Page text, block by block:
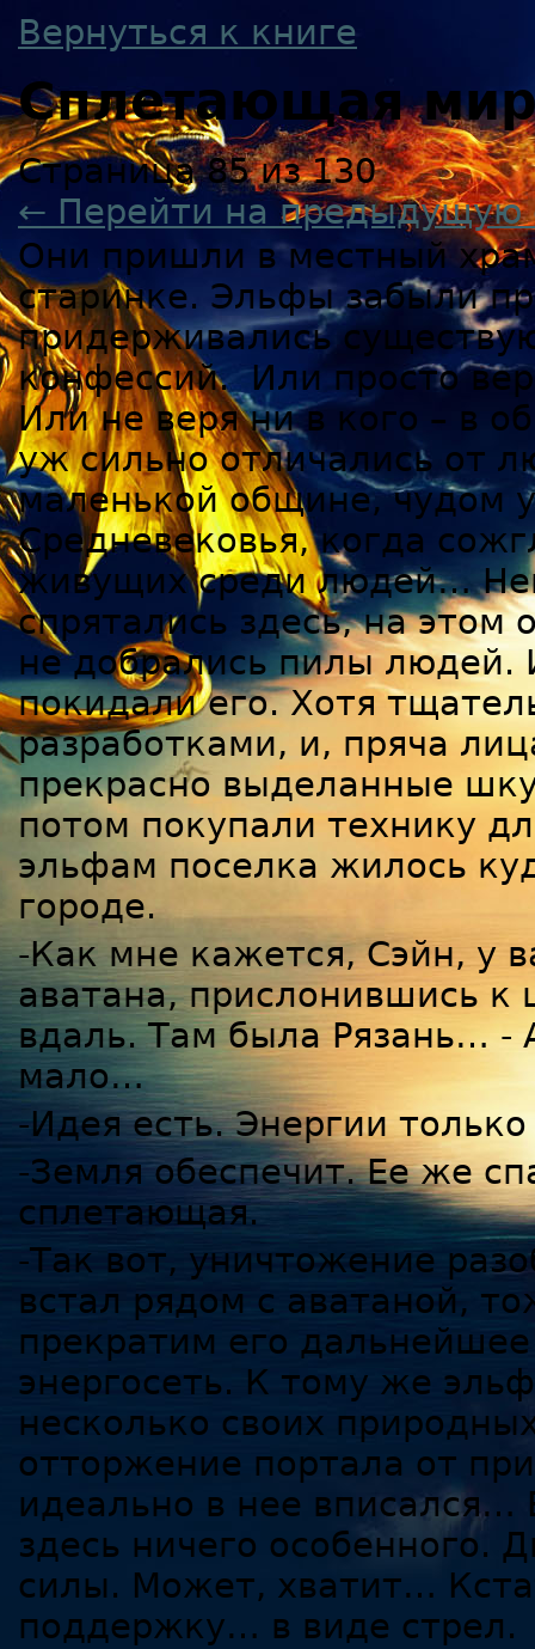
Вернуться к книге
Сплетающая
Страница 85 из 130
← Перейти на предыдущую
Они пришли в местный
старинке. Эльфы забыли
придерживались
конфессий. Или просто
Или не веря ни в кого – в
уж сильно отличались от
маленькой общине, чудом
Средневековья, когда
живущих среди людей…
спрятались здесь, на этом
не добрались пилы людей.
покидали его. Хотя
разработками, и, пряча
прекрасно выделанные
потом покупали технику
эльфам поселка жилось
городе.
-Как мне кажется, Сэйн, у
аватана, прислонившись к
вдаль. Там была Рязань… -
мало…
-Идея есть. Энергии
-Земля обеспечит. Ее же
сплетающая.
-Так вот, уничтожение
встал рядом с аватаной,
прекратим его
энергосеть. К тому же
несколько своих
отторжение портала от
идеально в нее вписался…
здесь ничего особенного.
силы. Может, хватит…
поддержку… в виде стрел.